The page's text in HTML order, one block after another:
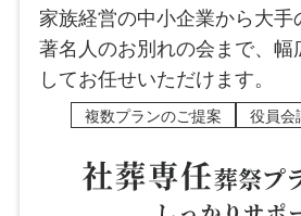
家族経営の中小企業から大手
著名人のお別れの会まで、
してお任せいただけます。
複数プランのご提案 役員会